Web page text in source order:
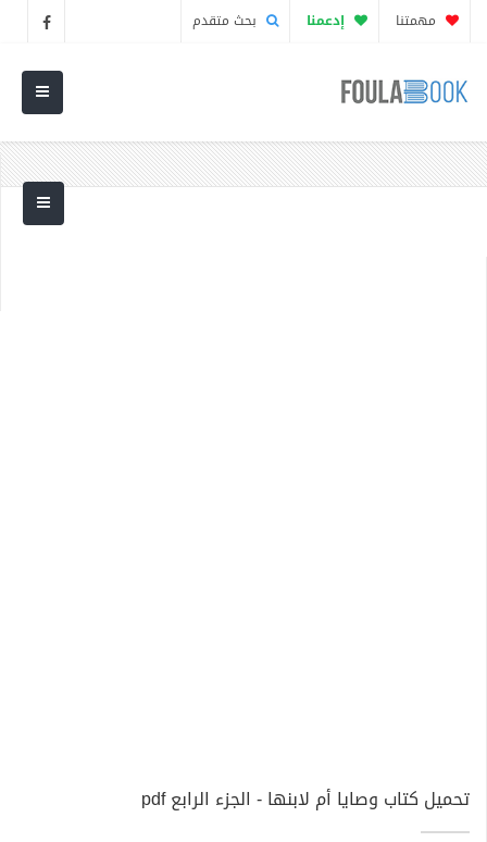
مهمتنا إدعمنا بحث متقدم
تحميل كتاب وصايا أم لابنها - الجزء الرابع pdf